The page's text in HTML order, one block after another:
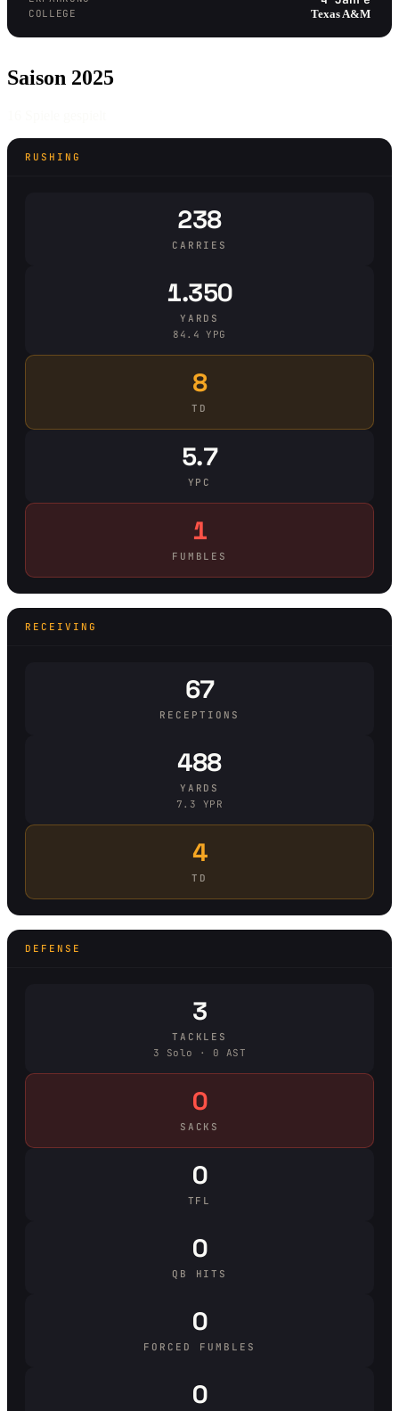
COLLEGE Texas A&M
Saison 2025
RUSHING
238
CARRIES
1.350
YARDS
84.4 YPG
8
TD
5.7
YPC
1
FUMBLES
RECEIVING
67
RECEPTIONS
488
YARDS
7.3 YPR
4
TD
DEFENSE
3
TACKLES
3 Solo · 0 AST
0
SACKS
0
TFL
0
QB HITS
0
FORCED FUMBLES
0